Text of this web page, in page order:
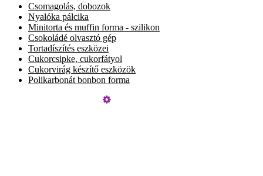
Csomagolás, dobozok
Nyalóka pálcika
Minitorta és muffin forma - szilikon
Csokoládé olvasztó gép
Tortadíszítés eszközei
Cukorcsipke, cukorfátyol
Cukorvirág készítő eszközök
Polikarbonát bonbon forma